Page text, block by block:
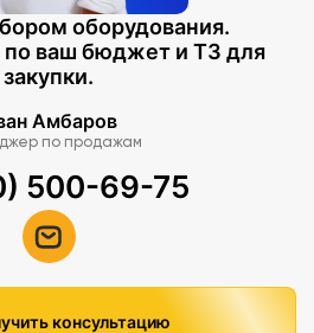
оборудования.
ваш бюджет и ТЗ для
закупки.
Амбаров
по продажам
500-69-75
консультацию